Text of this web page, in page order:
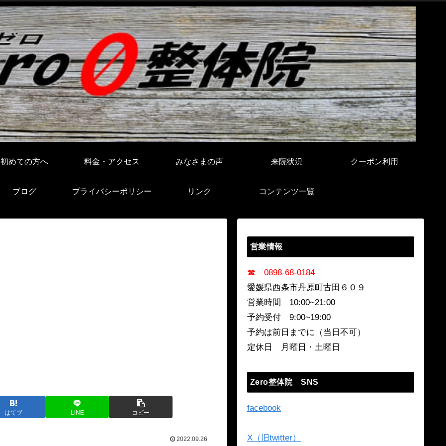
初めての方へ 料金・アクセス みなさまの声 来院状況 クーポン利用
ブログ プライバシーポリシー リンク コンテンツ一覧
はてブ LINE コピー
2022.09.26
営業情報
☎ 0898-68-0184
愛媛県西条市丹原町古田６０９
営業時間 10:00~21:00
予約受付 9:00~19:00
予約は前日までに（当日不可）
定休日 月曜日・土曜日
Zero整体院 SNS
facebook
X（旧twitter）